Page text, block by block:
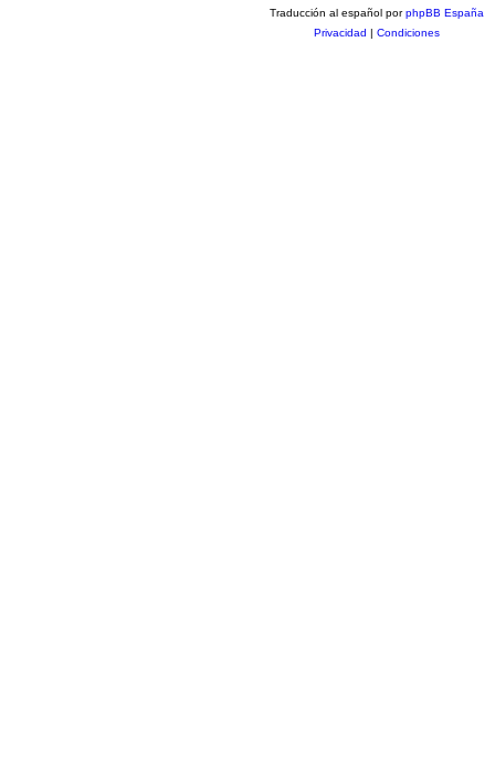
Traducción al español porphpBB España
Privacidad | Condiciones